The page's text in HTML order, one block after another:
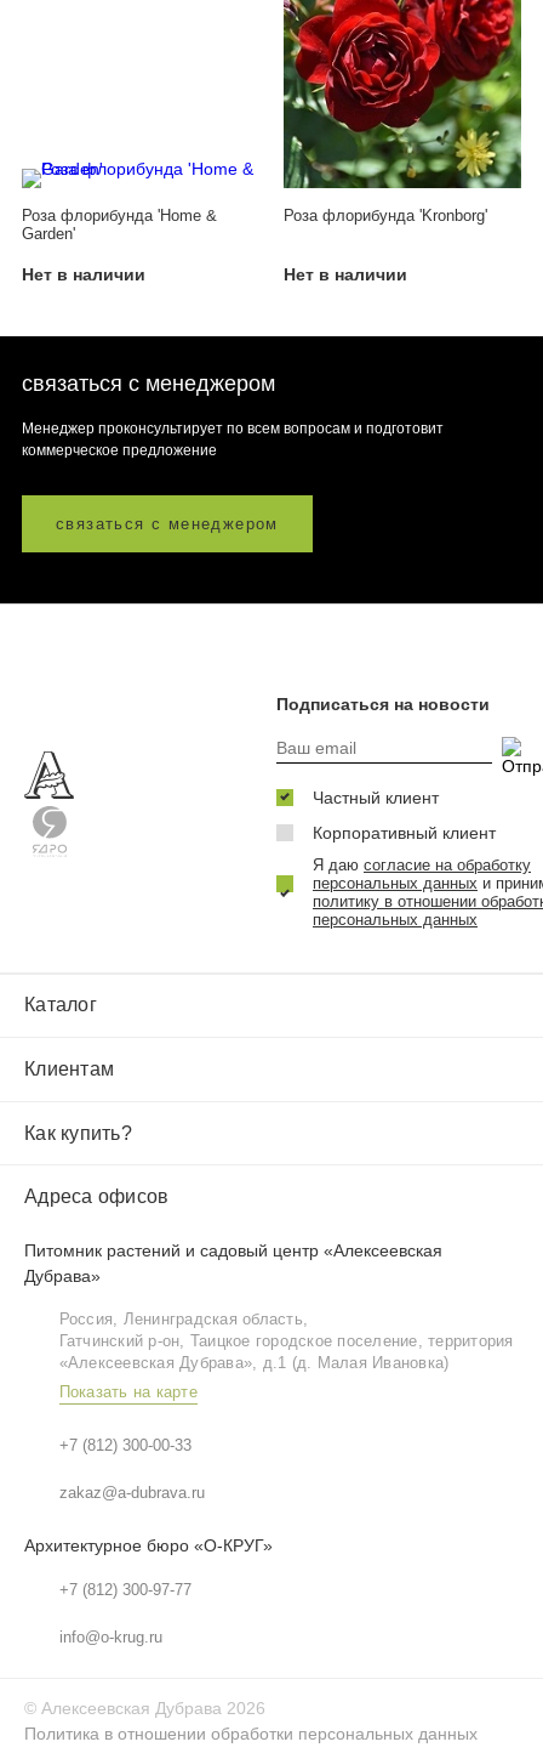
Роза флорибунда 'Home &
Garden'
Нет в наличии
Роза флорибунда 'Kronborg'
Нет в наличии
связаться с менеджером
Менеджер проконсультирует по всем вопросам и подготовит
коммерческое предложение
связаться с менеджером
Каталог
Клиентам
Как купить?
Адреса офисов
Питомник растений и садовый центр «Алексеевская
Дубрава»
Россия, Ленинградская область,
Гатчинский р‑он, Таицкое городское поселение, территория
«Алексеевская Дубрава», д.1 (д. Малая Ивановка)
Показать на карте
+7 (812) 300-00-33
zakaz@a-dubrava.ru
Архитектурное бюро «О-КРУГ»
+7 (812) 300-97-77
info@o-krug.ru
Подписаться на новости
Частный клиент
Корпоративный клиент
Я даю согласие на обработку
персональных данных и
политику в отношении
персональных данных
© Алексеевская Дубрава 2026
Политика в отношении обработки персональных данных